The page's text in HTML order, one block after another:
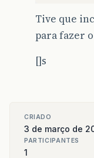
Tive que
para fazer o
[]s
CRIADO
3 de março de
PARTICIPANTES
1